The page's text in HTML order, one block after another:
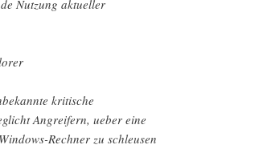
Nutzung aktueller
kritische
Angreifern, ueber eine
Rechner zu schleusen